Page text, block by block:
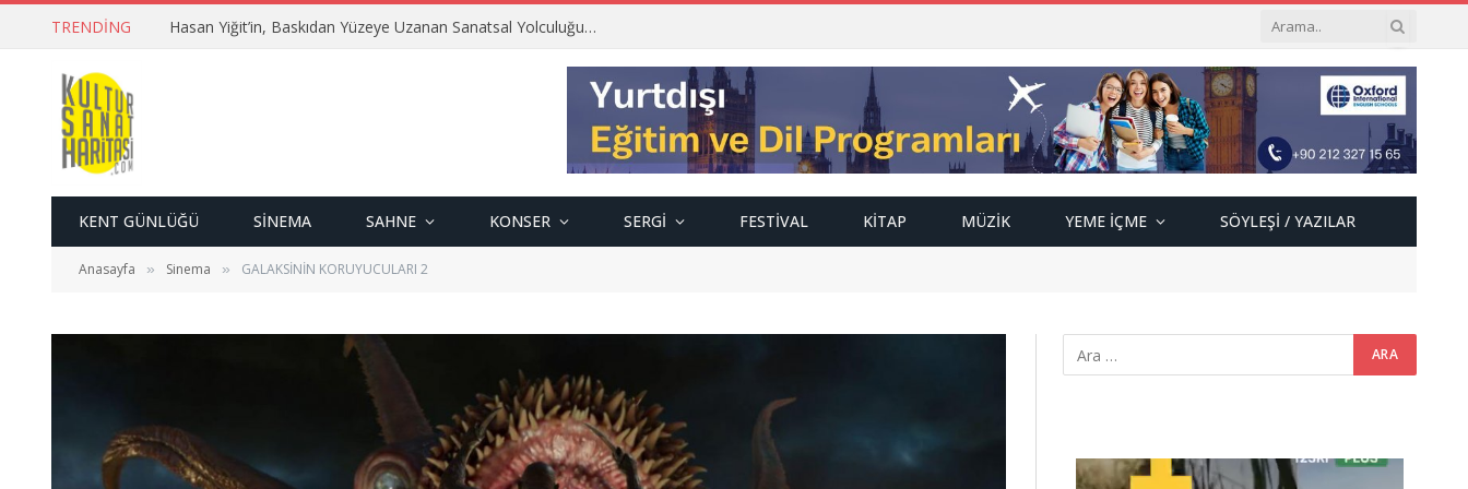
TRENDING Hasan Yiğit’in, Baskıdan Yüzeye Uzanan Sanatsal Yolculuğu…
KENT GÜNLÜĞÜ SINEMA SAHNE KONSER SERGI FESTIVAL KITAP MÜZIK YEME İÇME SÖYLEŞI / YAZILAR
Anasayfa » Sinema » GALAKSİNİN KORUYUCULARI 2
Video